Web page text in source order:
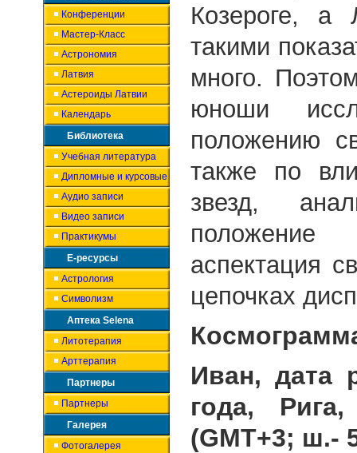
Конференции
Мастер-Класс
Астрономия
Латвия
Астероиды Латвии
Календарь
Библиотека
Учебная литература
Дипломные и курсовые
Аудио записи
Видео записи
Практикумы
Е-ресурсы
Астрология
Символизм
Аптека Selena
Литотерапия
Арттерапия
Партнеры
Партнеры
Галерея
Фотогалерея
Козероге,
такими
много.
юноши
положению
также по
звезд,
аспектация
цепочках
Иван, дата
года, Рига,
(GMT+3; ш.-